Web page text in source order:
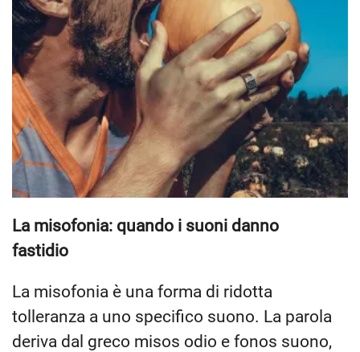
La misofonia: quando i suoni danno
fastidio
La misofonia è una forma di ridotta
tolleranza a uno specifico suono. La parola
deriva dal greco misos odio e fonos suono,